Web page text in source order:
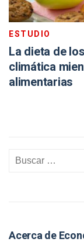
ESTUDIO
La dieta de
climática
alimentarias
Acerca de